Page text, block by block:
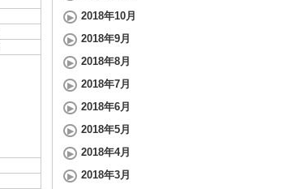
2018年10月
2018年9月
2018年8月
2018年7月
2018年6月
2018年5月
2018年4月
2018年3月